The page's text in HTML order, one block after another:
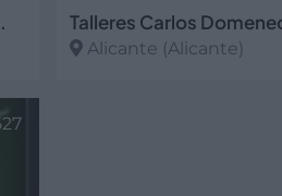
Talleres Carlos
Alicante (Alicante)